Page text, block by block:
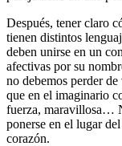
Después, tener claro
tienen distintos
deben unirse en un
afectivas por su
no debemos perder
que en el imaginario
fuerza, maravillosa…
ponerse en el lugar
corazón.